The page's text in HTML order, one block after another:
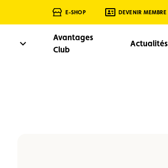
E-SHOP DEVENIR MEMBRE
Avantages
Club
Actualités